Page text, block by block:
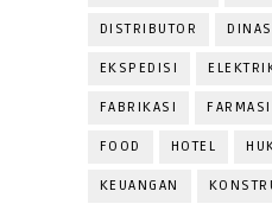
DISTRIBUTOR
EKSPEDISI
FABRIKASI FARMASI
FOOD HOTEL
KEUANGAN